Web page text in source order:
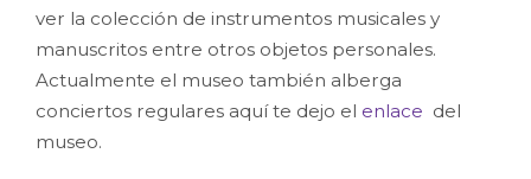
ver la colección de instrumentos musicales y
manuscritos entre otros objetos personales.
Actualmente el museo también alberga
conciertos regulares aquí te dejo el enlace del
museo.